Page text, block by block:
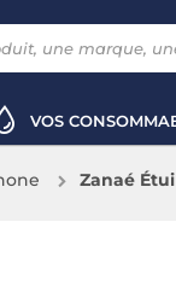
VOS
Zanaé